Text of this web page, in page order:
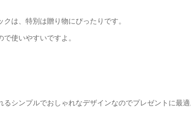
は、特別は贈り物にぴったりです。
使いやすいですよ。
シンプルでおしゃれなデザインなのでプレゼントに最適